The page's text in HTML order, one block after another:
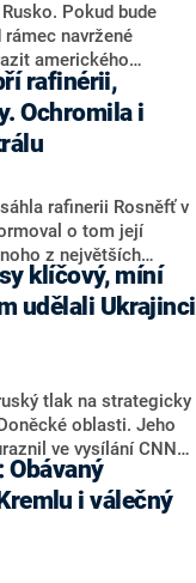
Pokud bude
navržené
amerického
by se rozhodl
země. Ve vysílání
analytik Milan
na
nebudou mít příliš
Spojenými státy
Ochromila i
rafinerii Rosněfť v
o tom její
z největších
Lukoilem. Právě na
sankce Bílý dům.
zasáhnout i sklad
Doněcké oblasti.
své údery
cíle.
udělali Ukrajinci
tlak na strategicky
oblasti. Jeho
ve vysílání CNN
Generálního
k obraně města
To Šedivý označil
Obávaný
i válečný